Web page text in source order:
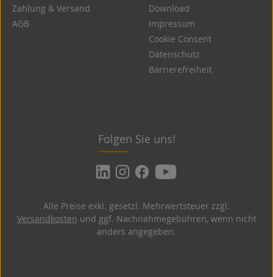
Zahlung & Versand
AGB
Download
Impressum
Cookie Consent
Datenschutz
Barrierefreiheit
Folgen Sie uns!
Alle Preise exkl. gesetzl. Mehrwertsteuer zzgl.
Versandkosten und ggf. Nachnahmegebühren, wenn nicht
anders angegeben.